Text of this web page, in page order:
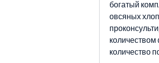
богатый
овсяных
количеством
количество